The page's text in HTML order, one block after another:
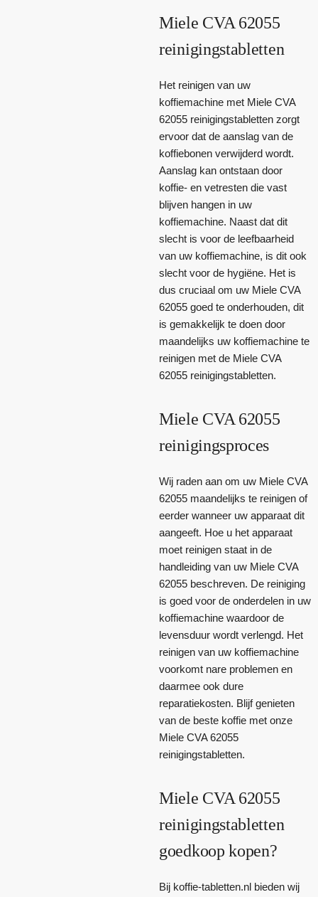
Miele CVA 62055
reinigingstabletten
Het reinigen van uw
koffiemachine met Miele CVA
62055 reinigingstabletten zorgt
ervoor dat de aanslag van de
koffiebonen verwijderd wordt.
Aanslag kan ontstaan door
koffie- en vetresten die vast
blijven hangen in uw
koffiemachine. Naast dat dit
slecht is voor de leefbaarheid
van uw koffiemachine, is dit ook
slecht voor de hygiëne. Het is
dus cruciaal om uw Miele CVA
62055 goed te onderhouden, dit
is gemakkelijk te doen door
maandelijks uw koffiemachine te
reinigen met de Miele CVA
62055 reinigingstabletten.
Miele CVA 62055
reinigingsproces
Wij raden aan om uw Miele CVA
62055 maandelijks te reinigen of
eerder wanneer uw apparaat dit
aangeeft. Hoe u het apparaat
moet reinigen staat in de
handleiding van uw Miele CVA
62055 beschreven. De reiniging
is goed voor de onderdelen in uw
koffiemachine waardoor de
levensduur wordt verlengd. Het
reinigen van uw koffiemachine
voorkomt nare problemen en
daarmee ook dure
reparatiekosten. Blijf genieten
van de beste koffie met onze
Miele CVA 62055
reinigingstabletten.
Miele CVA 62055
reinigingstabletten
goedkoop kopen?
Bij koffie-tabletten.nl bieden wij